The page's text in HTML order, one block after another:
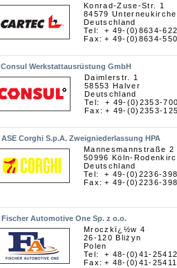
Konrad-Zuse-Str. 1
84579
Deutschland
Tel:
Fax:
+ 49-(0)8634-
+ 49-(0)8634-
Consul Werkstattausrüstung GmbH
Daimlerstr. 1
58553 Halver
Deutschland
Tel:
Fax:
+ 49-(0)2353-
+ 49-(0)2353-
ASE Corghi S.p.A. Zweigniederlassung HPA
Mannesmannstraße 2
50996 Köln-
Deutschland
Tel:
Fax:
+ 49-(0)2236-
+ 49-(0)2236-
Fischer Automotive One Sp. z o.o.
Mroczkï¿½w 4
26-120 Bliżyn
Polen
Tel:
Fax:
+ 48-(0)41-
+ 48-(0)41-